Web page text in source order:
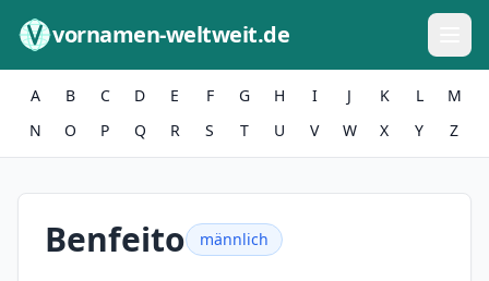
vornamen-weltweit.de
A B C D E F G H I J K L
M
N
O P Q R S T U V W X Y Z
Benfeito männlich